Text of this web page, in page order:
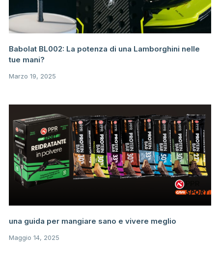
Babolat BL002: La potenza di una Lamborghini nelle
tue mani?
Marzo 19, 2025
una guida per mangiare sano e vivere meglio
Maggio 14, 2025